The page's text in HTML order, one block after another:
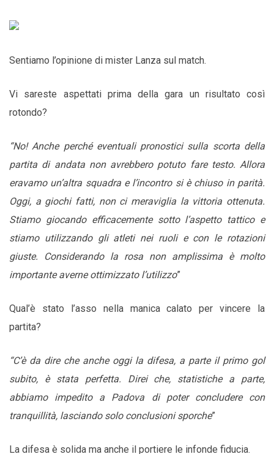
Sentiamo l’opinione di mister Lanza sul match.
Vi sareste aspettati prima della gara un risultato così
rotondo?
“No! Anche perché eventuali pronostici sulla scorta della
partita di andata non avrebbero potuto fare testo. Allora
eravamo un’altra squadra e l’incontro si è chiuso in parità.
Oggi, a giochi fatti, non ci meraviglia la vittoria ottenuta.
Stiamo giocando efficacemente sotto l’aspetto tattico e
stiamo utilizzando gli atleti nei ruoli e con le rotazioni
giuste. Considerando la rosa non amplissima è molto
importante averne ottimizzato l’utilizzo”
Qual’è stato l’asso nella manica calato per vincere la
partita?
“C’è da dire che anche oggi la difesa, a parte il primo gol
subito, è stata perfetta. Direi che, statistiche a parte,
abbiamo impedito a Padova di poter concludere con
tranquillità, lasciando solo conclusioni sporche”
La difesa è solida ma anche il portiere le infonde fiducia.